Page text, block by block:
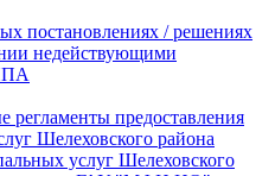
постановлениях / решениях
недействующими
регламенты предоставления
Шелеховского района
услуг Шелеховского